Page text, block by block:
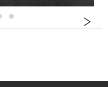
›